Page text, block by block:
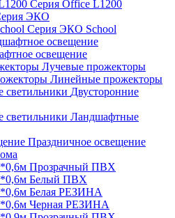
Серия Office L1200
ЭКО
Серия ЭКО School
освещение
Лучевые прожекторы
Линейные прожекторы
Двусторонние
Ландшафтные
Праздничное освещение
Прозрачный ПВХ
Белый ПВХ
Белая РЕЗИНА
Черная РЕЗИНА